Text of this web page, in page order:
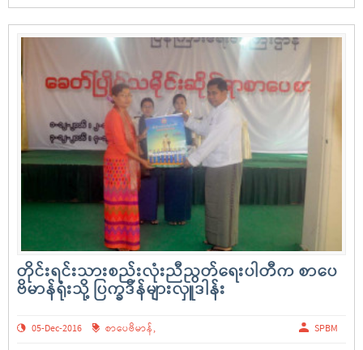
တိုင်းရင်းသားစည်းလုံးညီညွတ်ရေးပါတီက စာပေ
ဗိမာန်ရုံးသို့ ပြက္ခဒိန်များလှူဒါန်း
05-Dec-2016 စာပေဗိမာန်, SPBM